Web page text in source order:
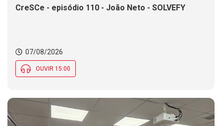
CreSCe - episódio 110 - João Neto - SOLVEFY
07/08/2026
OUVIR 15:00